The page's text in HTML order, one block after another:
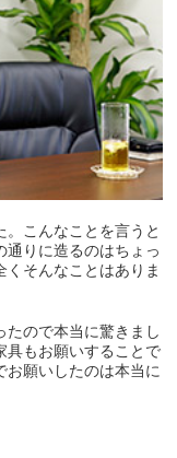
こんなことを言うと
通りに造るのはちょっ
くそんなことはありま
たので本当に驚きまし
具もお願いすることで
お願いしたのは本当に